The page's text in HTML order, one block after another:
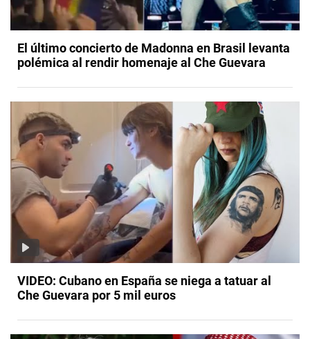
El último concierto de Madonna en Brasil levanta
polémica al rendir homenaje al Che Guevara
VIDEO: Cubano en España se niega a tatuar al
Che Guevara por 5 mil euros